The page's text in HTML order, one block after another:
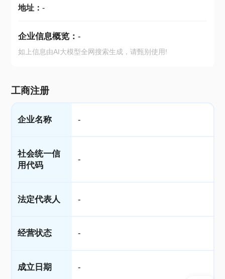
地址： -
企业信息概览： -
如上信息由AI大模型全网搜索生成，请甄别使用!
工商注册
企业名称 -
社会统一信
用代码
-
法定代表人 -
经营状态 -
成立日期 -